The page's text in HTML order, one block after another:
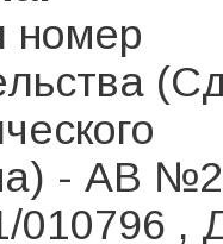
номер
- АВ
010796 ,